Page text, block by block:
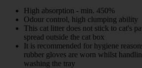
High absorption - min. 450%
Odour control, high clumping ability
This cat litter does not stick to cat's
spread outside the cat box
It is recommended for hygiene
rubber gloves are worn whilst
washing the tray